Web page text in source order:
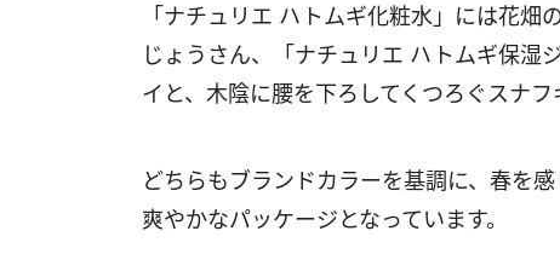
「ナチュリエ ハトムギ化粧水」には花
じょうさん、「ナチュリエ ハトムギ保湿
イと、木陰に腰を下ろしてくつろぐスナフ
どちらもブランドカラーを基調に、春を
爽やかなパッケージとなっています。